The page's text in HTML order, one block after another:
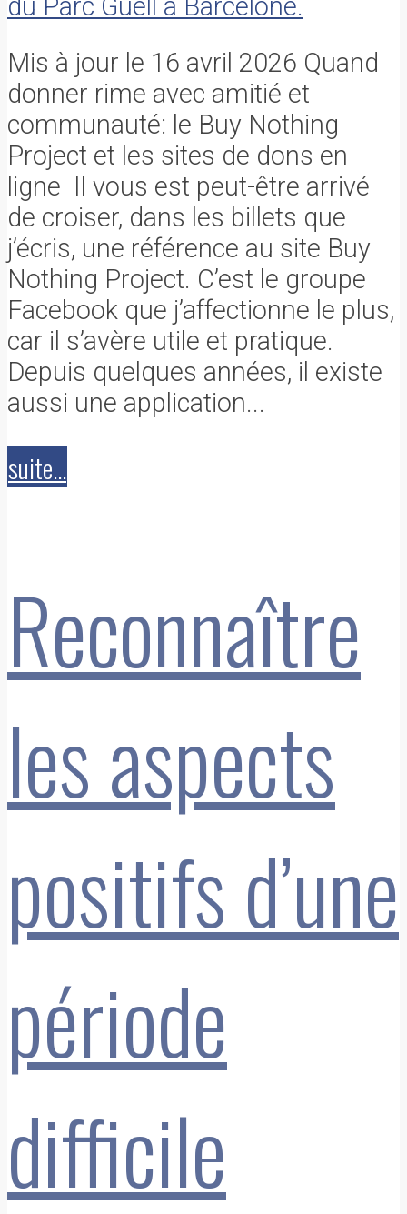
Mis à jour le 16 avril 2026 Quand
donner rime avec amitié et
communauté: le Buy Nothing
Project et les sites de dons en
ligne Il vous est peut-être arrivé
de croiser, dans les billets que
j’écris, une référence au site Buy
Nothing Project. C’est le groupe
Facebook que j’affectionne le plus,
car il s’avère utile et pratique.
Depuis quelques années, il existe
aussi une application...
suite...
Reconnaître
les aspects
positifs d’une
période
difficile